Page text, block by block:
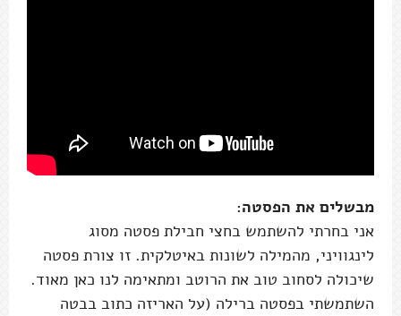
מבשלים את הפסטה:
אני בחרתי להשתמש בחצי חבילת פסטה מסוג
לינגוויני, מהמילה לשונות באיטלקית. זו צורת פסטה
שיכולה לסחוב טוב את הרוטב ומתאימה לנו כאן מאוד.
השתמשתי בפסטה ברילה (על האריזה כתוב בבטה